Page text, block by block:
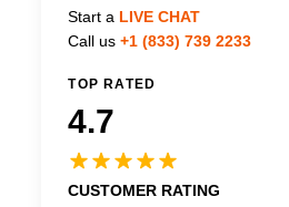
Start a LIVE CHAT
Call us +1 (833) 739 2233
TOP RATED
4.7
CUSTOMER RATING